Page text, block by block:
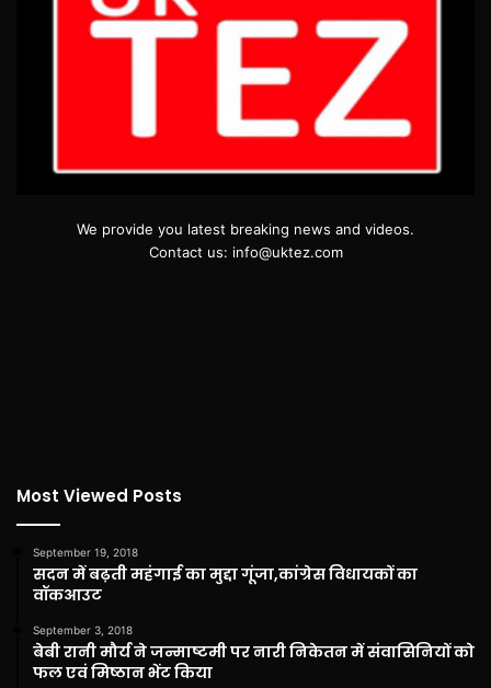
We provide you latest breaking news and videos.
Contact us: info@uktez.com
Most Viewed Posts
September 19, 2018
सदन में बढ़ती महंगाई का मुद्दा गूंजा,कांग्रेस विधायकों का
वॉकआउट
September 3, 2018
बेबी रानी मौर्य ने जन्माष्टमी पर नारी निकेतन में संवासिनियों को
फल एवं मिष्ठान भेंट किया